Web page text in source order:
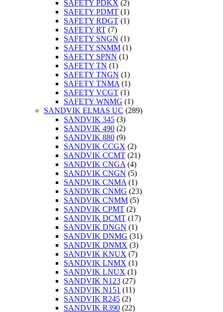
SAFETY PDKX (2)
SAFETY PDMT (1)
SAFETY RDGT (1)
SAFETY RT (7)
SAFETY SNGN (1)
SAFETY SNMM (1)
SAFETY SPNN (1)
SAFETY TN (1)
SAFETY TNGN (1)
SAFETY TNMA (1)
SAFETY VCGT (1)
SAFETY WNMG (1)
SANDVIK ELMAS UÇ (289)
SANDVIK 345 (3)
SANDVIK 490 (2)
SANDVIK 880 (9)
SANDVIK CCGX (2)
SANDVIK CCMT (21)
SANDVIK CNGA (4)
SANDVIK CNGN (5)
SANDVIK CNMA (1)
SANDVIK CNMG (23)
SANDVIK CNMM (5)
SANDVIK CPMT (2)
SANDVIK DCMT (17)
SANDVIK DNGN (1)
SANDVIK DNMG (31)
SANDVIK DNMX (3)
SANDVIK KNUX (7)
SANDVIK LNMX (1)
SANDVIK LNUX (1)
SANDVIK N123 (27)
SANDVIK N151 (11)
SANDVIK R245 (2)
SANDVIK R390 (22)